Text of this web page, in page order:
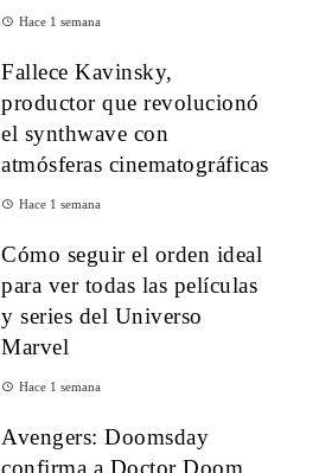
Hace 1 semana
Fallece Kavinsky,
productor que revolucionó
el synthwave con
atmósferas cinematográficas
Hace 1 semana
Cómo seguir el orden ideal
para ver todas las películas
y series del Universo
Marvel
Hace 1 semana
Avengers: Doomsday
confirma a Doctor Doom